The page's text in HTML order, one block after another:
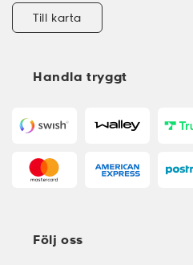
Handla tryggt
Till karta
Följ oss